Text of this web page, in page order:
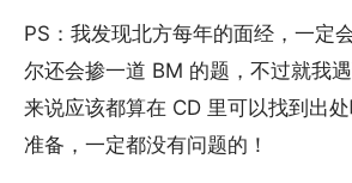
PS：我发现北方每年的面经，一定
尔还会掺一道 BM 的题，不过就我
来说应该都算在 CD 里可以找到出
准备，一定都没有问题的！